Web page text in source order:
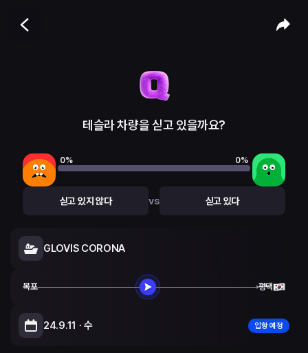
테슬라 차량을 싣고 있을까요?
0% 0%
싣고 있지 않다 vs 싣고 있다
GLOVIS CORONA
목포 평택
24.9.11 ∙ 수 입항 예정